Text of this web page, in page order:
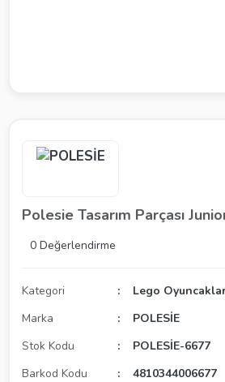
Polesie Tasarım Parçası
0 Değerlendirme
Kategori
Lego
Marka
POLESİE
Stok Kodu
POLESİE-6677
Barkod Kodu
4810344006677